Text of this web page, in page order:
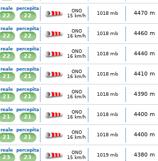
reale
22
percepita
22
ONO
15 km/h
1018 mb 4470 m
reale
22
percepita
22
ONO
16 km/h
1018 mb 4460 m
reale
22
percepita
22
ONO
16 km/h
1018 mb 4440 m
reale
21
percepita
21
ONO
16 km/h
1018 mb 4410 m
reale
21
percepita
21
ONO
16 km/h
1018 mb 4390 m
reale
21
percepita
21
ONO
16 km/h
1018 mb 4400 m
reale
21
percepita
21
ONO
16 km/h
1018 mb 4400 m
reale
23
percepita
23
ONO
15 km/h
1019 mb 4380 m